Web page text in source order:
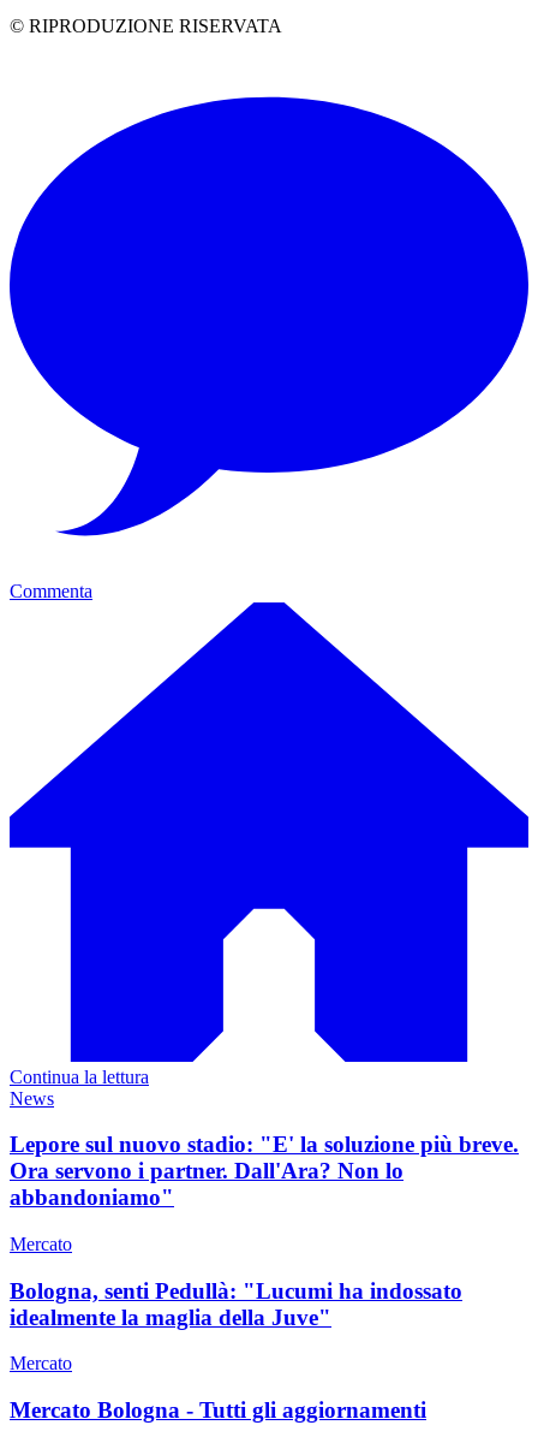
© RIPRODUZIONE RISERVATA
Commenta
Continua la lettura
News
Lepore sul nuovo stadio: "E' la soluzione più breve.
Ora servono i partner. Dall'Ara? Non lo
abbandoniamo"
Mercato
Bologna, senti Pedullà: "Lucumi ha indossato
idealmente la maglia della Juve"
Mercato
Mercato Bologna - Tutti gli aggiornamenti